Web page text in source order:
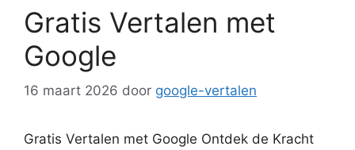
Gratis Vertalen met
Google
16 maart 2026 door google-vertalen
Gratis Vertalen met Google Ontdek de Kracht